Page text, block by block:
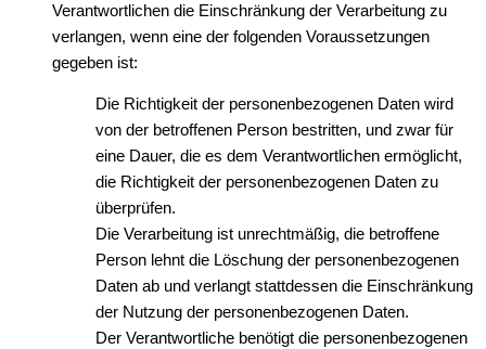
Verantwortlichen die Einschränkung der Verarbeitung zu
verlangen, wenn eine der folgenden Voraussetzungen
gegeben ist:
Die Richtigkeit der personenbezogenen Daten wird
von der betroffenen Person bestritten, und zwar für
eine Dauer, die es dem Verantwortlichen ermöglicht,
die Richtigkeit der personenbezogenen Daten zu
überprüfen.
Die Verarbeitung ist unrechtmäßig, die betroffene
Person lehnt die Löschung der personenbezogenen
Daten ab und verlangt stattdessen die Einschränkung
der Nutzung der personenbezogenen Daten.
Der Verantwortliche benötigt die personenbezogenen